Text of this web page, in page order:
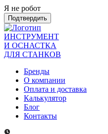
Я не робот
Подтвердить
ИНСТРУМЕНТ
И ОСНАСТКА
ДЛЯ СТАНКОВ
Бренды
О компании
Оплата и доставка
Калькулятор
Блог
Контакты